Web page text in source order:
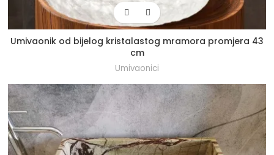
Umivaonik od bijelog kristalastog mramora promjera 43
cm
Umivaonici